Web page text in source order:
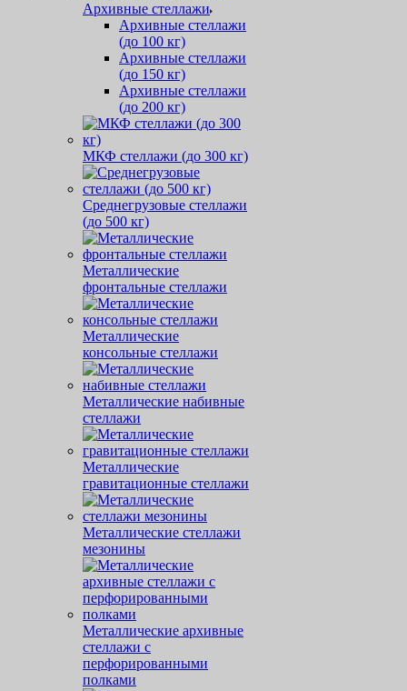
Архивные стеллажи
Архивные стеллажи
(до 100 кг)
Архивные стеллажи
(до 150 кг)
Архивные стеллажи
(до 200 кг)
МКФ стеллажи (до 300 кг)
Среднегрузовые стеллажи
(до 500 кг)
Металлические
фронтальные стеллажи
Металлические
консольные стеллажи
Металлические набивные
стеллажи
Металлические
гравитационные стеллажи
Металлические стеллажи
мезонины
Металлические архивные
стеллажи с
перфорированными
полками